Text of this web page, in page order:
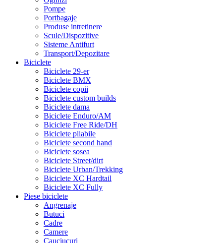
Pompe
Portbagaje
Produse intretinere
Scule/Dispozitive
Sisteme Antifurt
Transport/Depozitare
Biciclete
Biciclete 29-er
Biciclete BMX
Biciclete copii
Biciclete custom builds
Biciclete dama
Biciclete Enduro/AM
Biciclete Free Ride/DH
Biciclete pliabile
Biciclete second hand
Biciclete sosea
Biciclete Street/dirt
Biciclete Urban/Trekking
Biciclete XC Hardtail
Biciclete XC Fully
Piese biciclete
Angrenaje
Butuci
Cadre
Camere
Cauciucuri